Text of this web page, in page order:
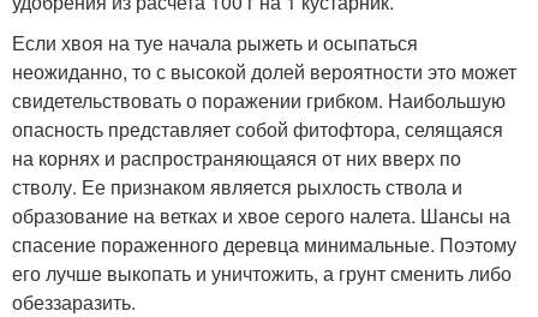
Если хвоя на туе начала рыжеть и осыпаться
неожиданно, то с высокой долей вероятности это может
свидетельствовать о поражении грибком. Наибольшую
опасность представляет собой фитофтора, селящаяся
на корнях и распространяющаяся от них вверх по
стволу. Ее признаком является рыхлость ствола и
образование на ветках и хвое серого налета. Шансы на
спасение пораженного деревца минимальные. Поэтому
его лучше выкопать и уничтожить, а грунт сменить либо
обеззаразить.